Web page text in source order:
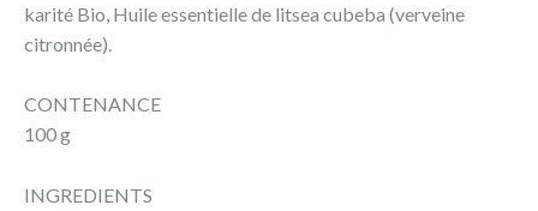
karité Bio, Huile essentielle de litsea cubeba (verveine
citronnée).
CONTENANCE
100 g
INGREDIENTS